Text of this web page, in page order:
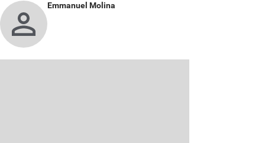
Emmanuel Molina